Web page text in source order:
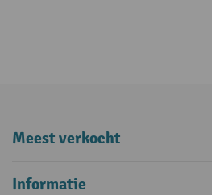
Meest verkocht
Informatie